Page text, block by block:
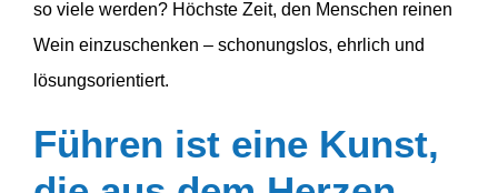
so viele werden? Höchste Zeit, den Menschen reinen
Wein einzu­schenken – schonungslos, ehrlich und
lösungsorientiert.
Führen ist eine Kunst,